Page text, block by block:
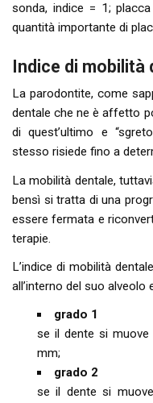
sonda, indice = 1;
quantità importante di
Indice di mobilità
La parodontite, come
dentale che ne è affetto
di quest’ultimo e
stesso risiede fino a
La mobilità dentale,
bensì si tratta di una
essere fermata e
terapie.
L’indice di mobilità
all’interno del suo alveolo
grado 1
se il dente si
mm;
grado 2
se il dente si